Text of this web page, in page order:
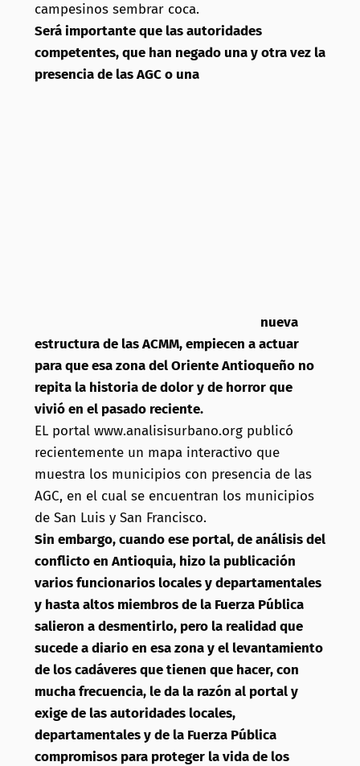
campesinos sembrar coca.
Será importante que las autoridades
competentes, que han negado una y otra vez la
presencia de las AGC o una
nueva
estructura de las ACMM, empiecen a actuar
para que esa zona del Oriente Antioqueño no
repita la historia de dolor y de horror que
vivió en el pasado reciente.
EL portal www.analisisurbano.org publicó
recientemente un mapa interactivo que
muestra los municipios con presencia de las
AGC, en el cual se encuentran los municipios
de San Luis y San Francisco.
Sin embargo, cuando ese portal, de análisis del
conflicto en Antioquia, hizo la publicación
varios funcionarios locales y departamentales
y hasta altos miembros de la Fuerza Pública
salieron a desmentirlo, pero la realidad que
sucede a diario en esa zona y el levantamiento
de los cadáveres que tienen que hacer, con
mucha frecuencia, le da la razón al portal y
exige de las autoridades locales,
departamentales y de la Fuerza Pública
compromisos para proteger la vida de los